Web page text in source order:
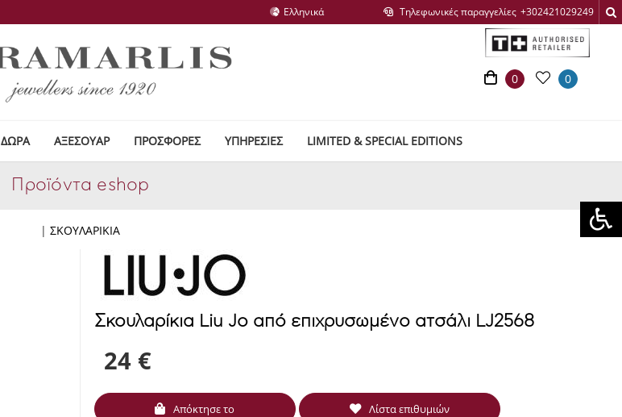
Τηλεφωνικές παραγγελίες
0 0
ΔΩΡΑ ΑΞΕΣΟΥΑΡ ΠΡΟΣΦΟΡΕΣ ΥΠΗΡΕΣΙΕΣ LIMITED & SPECIAL EDITIONS
Προϊόντα eshop
|ΣΚΟΥΛΑΡΙΚΙΑ
Σκουλαρίκια Liu Jo από επιχρυσωμένο ατσάλι LJ2568
24 €
Απόκτησε το Λίστα επιθυμιών